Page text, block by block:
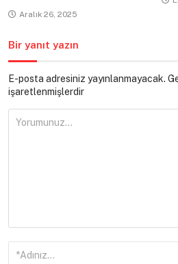
Aralık 26, 2025
Bir yanıt yazın
E-posta adresiniz yayınlanmayacak.
işaretlenmişlerdir